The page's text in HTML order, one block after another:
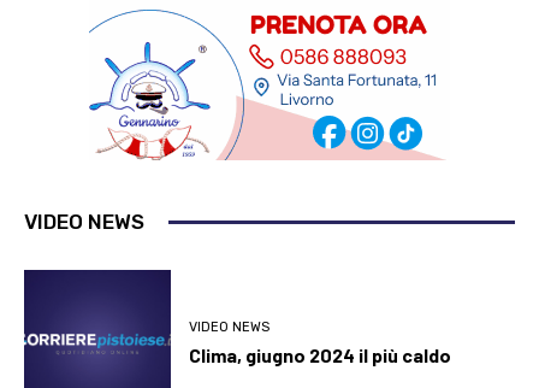
VIDEO NEWS
VIDEO NEWS
Clima, giugno 2024 il più caldo